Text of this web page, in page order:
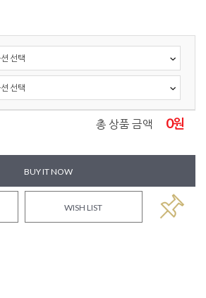
총 상품 금액 0원
BUY IT NOW
WISH LIST